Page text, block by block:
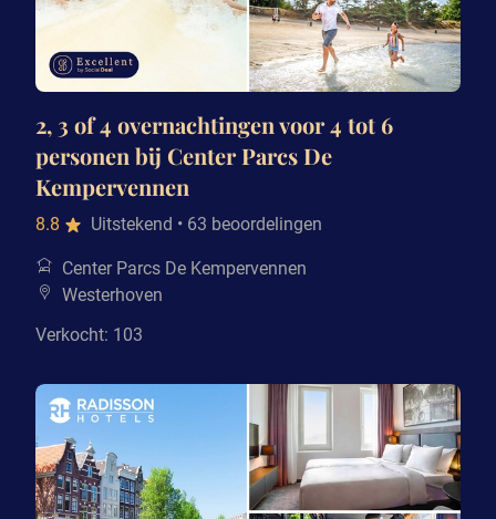
2, 3 of 4 overnachtingen voor 4 tot 6
personen bij Center Parcs De
Kempervennen
8.8 Uitstekend • 63 beoordelingen
Center Parcs De Kempervennen
Westerhoven
Verkocht: 103